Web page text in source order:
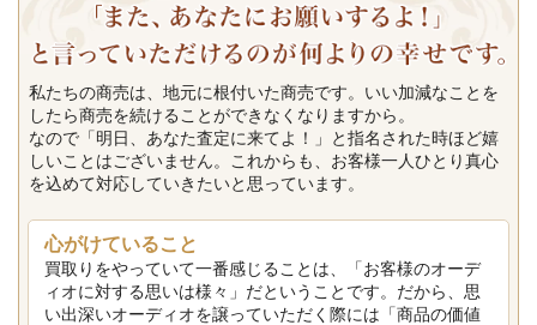
私たちの商売は、地元に根付いた商売です。いい加減なことを
したら商売を続けることができなくなりますから。
なので「明日、あなた査定に来てよ！」と指名された時ほど嬉
しいことはございません。これからも、お客様一人ひとり真心
を込めて対応していきたいと思っています。
心がけていること
買取りをやっていて一番感じることは、「お客様のオーデ
ィオに対する思いは様々」だということです。だから、思
い出深いオーディオを譲っていただく際には「商品の価値